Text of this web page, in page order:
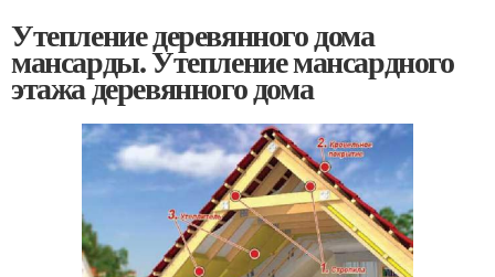
Утепление деревянного дома
мансарды. Утепление мансардного
этажа деревянного дома